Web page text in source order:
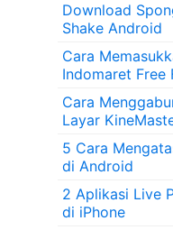
Download
Shake Android
Cara
Indomaret Free
Cara
Layar
5 Cara
di Android
2 Aplikasi Live
di iPhone